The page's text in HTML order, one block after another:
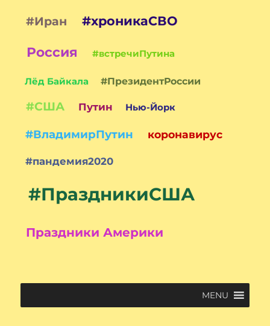
#Иран #хроникаСВО
Россия #встречиПутина
Лёд Байкала #ПрезидентРоссии
#США Путин Нью-Йорк
#ВладимирПутин коронавирус
#пандемия2020
#ПраздникиСША
Праздники Америки
MENU